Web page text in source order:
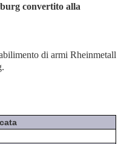
convertito alla
di armi Rheinmetall